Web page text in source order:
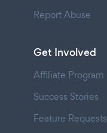
Report Abuse
Get Involved
Affiliate Program
Success Stories
Feature Requests